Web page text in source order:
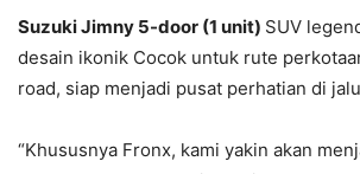
Suzuki Jimny 5-door (1 unit) SUV
desain ikonik Cocok untuk rute
road, siap menjadi pusat perhatian di
“Khususnya Fronx, kami yakin akan